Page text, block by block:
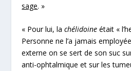
sage. »
« Pour lui, lachélidoineétait «
Personne ne l’a jamais
externe on se sert de son suc
anti-ophtalmique et sur les